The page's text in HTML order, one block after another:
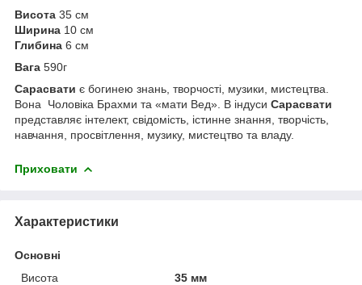
Висота 35 см
Ширина 10 см
Глибина 6 см
Вага 590г
Сарасвати є богинею знань, творчості, музики, мистецтва.
Вона Чоловіка Брахми та «мати Вед». В індуси Сарасвати
представляє інтелект, свідомість, істинне знання, творчість,
навчання, просвітлення, музику, мистецтво та владу.
Приховати
Характеристики
Основні
Висота
35 мм